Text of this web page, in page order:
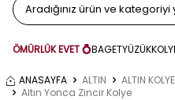
ÖMÜRLÜK EVET 💍BAGETYÜZÜK
ANASAYFA ALTIN ALTIN KOLYE
Altın Yonca Zincir Kolye